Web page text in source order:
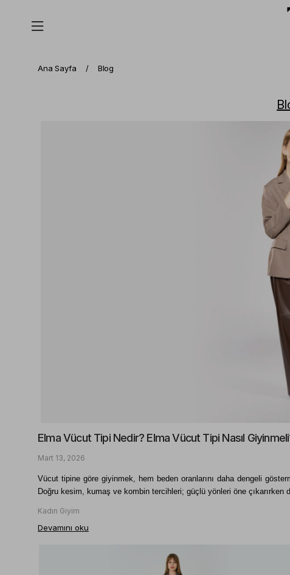
Ana Sayfa Blog
Elma Vücut Tipi Nedir? Elma Vücut Tipi Nasıl
Mart 13, 2026
Vücut tipine göre giyinmek, hem beden oranlarını daha dengeli
Doğru kesim, kumaş ve kombin tercihleri; güçlü yönleri öne çıkarırken
Kadın Giyim
Devamını oku